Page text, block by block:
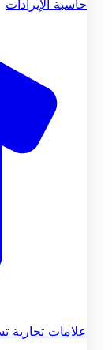
حاسبة الإيرادات
علامات تجارية